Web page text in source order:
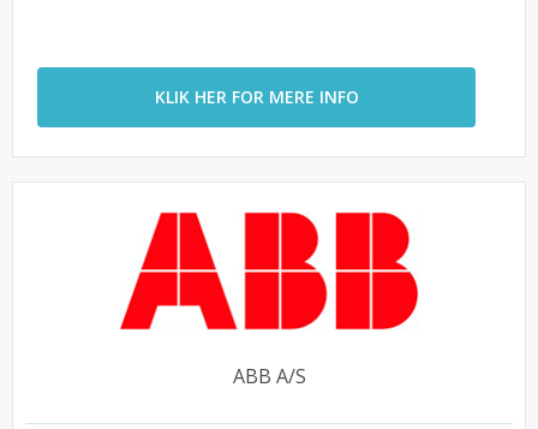
KLIK HER FOR MERE INFO
ABB A/S